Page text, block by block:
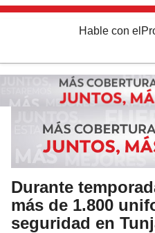
Hable con el
Durante
más de 1.800
seguridad en